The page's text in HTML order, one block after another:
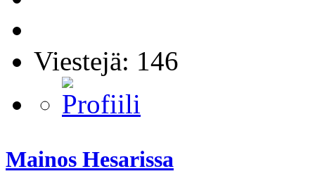
Viestejä: 146
Mainos Hesarissa